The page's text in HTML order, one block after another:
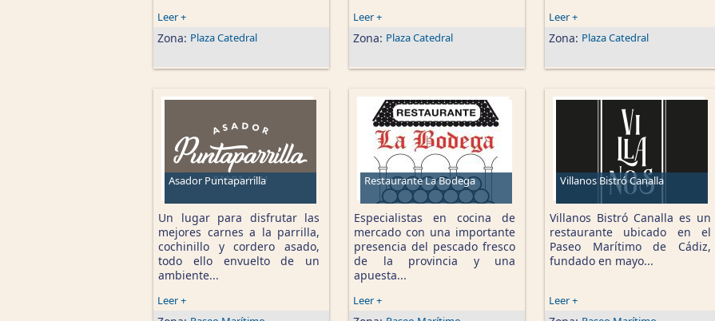
Leer +
Zona: Plaza Catedral
Leer +
Zona: Plaza Catedral
Leer +
Zona: Plaza Catedral
Asador Puntaparrilla
Un lugar para disfrutar las
mejores carnes a la parrilla,
cochinillo y cordero asado,
todo ello envuelto de un
ambiente...
Leer +
Restaurante La Bodega
Especialistas en cocina de
mercado con una importante
presencia del pescado fresco
de la provincia y una
apuesta...
Leer +
Villanos Bistró Canalla
Villanos Bistró Canalla es un
restaurante ubicado en el
Paseo Marítimo de Cádiz,
fundado en mayo...
Leer +